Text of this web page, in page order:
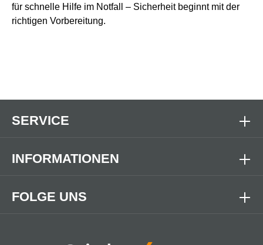
für schnelle Hilfe im Notfall – Sicherheit beginnt mit der
richtigen Vorbereitung.
FOLGE UNS
SERVICE
INFORMATIONEN